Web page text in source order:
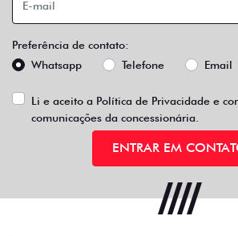
Preferência de contato:
Whatsapp
Telefone Email
Li e aceito a Política de Privacidade e
comunicações da concessionária.
ENTRAR EM